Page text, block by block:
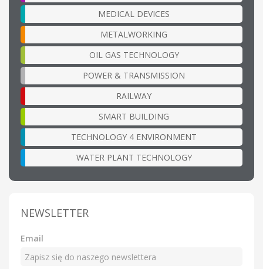
MEDICAL DEVICES
METALWORKING
OIL GAS TECHNOLOGY
POWER & TRANSMISSION
RAILWAY
SMART BUILDING
TECHNOLOGY 4 ENVIRONMENT
WATER PLANT TECHNOLOGY
NEWSLETTER
Email